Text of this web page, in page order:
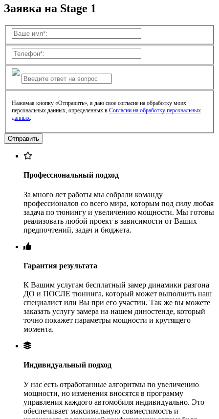
Заявка на Stage 1
Нажимая кнопку «Отправить», я даю свое согласие на обработку моих
персональных данных, определенных в Согласии на обработку персональных
данных.
Профессиональный подход
За много лет работы мы собрали команду
профессионалов со всего мира, которым под силу любая
задача по тюнингу и увеличению мощности. Мы готовы
реализовать любой проект в зависимости от Ваших
предпочтений, задач и бюджета.
Гарантия результата
К Вашим услугам бесплатный замер динамики разгона
ДО и ПОСЛЕ тюнинга, который может выполнить наш
специалист или Вы при его участии. Так же вы можете
заказать услугу замера на нашем диностенде, который
точно покажет параметры мощности и крутящего
момента.
Индивидуальный подход
У нас есть отработанные алгоритмы по увеличению
мощности, но изменения вносятся в программу
управления каждого автомобиля индивидуально. Это
обеспечивает максимальную совместимость и